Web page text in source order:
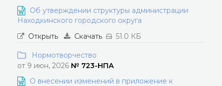
Об утверждении структуры администрации
Находкинского городского округа
Открыть
Скачать 51.0 КБ
Нормотворчество
от 9 июн, 2026 № 723-НПА
О внесении изменений в приложение к